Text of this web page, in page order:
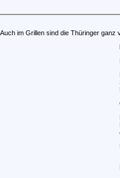
im Grillen sind die Thüringer ganz